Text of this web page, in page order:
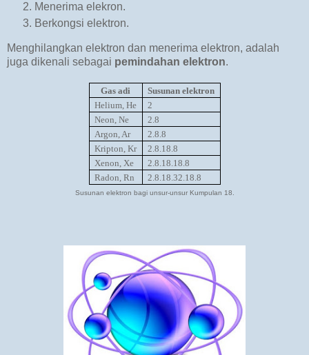
Menerima elekron.
Berkongsi elektron.
Menghilangkan elektron dan menerima elektron, adalah
juga dikenali sebagai pemindahan elektron.
Gas adi
Susunan elektron
Helium, He
2
Neon, Ne
2.8
Argon, Ar
2.8.8
Kripton, Kr
2.8.18.8
Xenon, Xe
2.8.18.18.8
Radon, Rn
2.8.18.32.18.8
Susunan elektron bagi unsur-unsur Kumpulan 18.